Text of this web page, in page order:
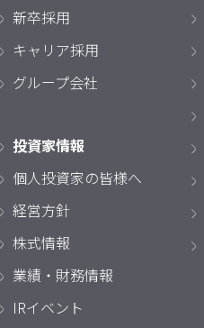
新卒採用
キャリア採用
グループ会社
投資家情報
個人投資家の皆様へ
経営方針
株式情報
業績・財務情報
IRイベント